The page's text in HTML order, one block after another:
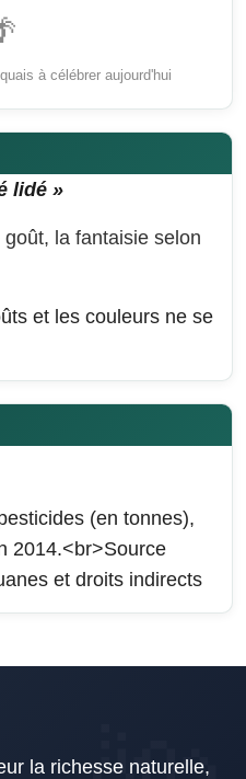
à célébrer aujourd'hui
lidé »
la fantaisie selon
et les couleurs ne se
(en tonnes),
2014.<br>Source
et droits indirects
la richesse naturelle,